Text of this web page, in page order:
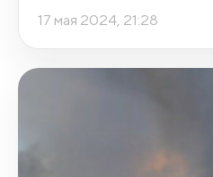
17 мая 2024, 21:28